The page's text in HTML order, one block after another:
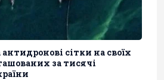
сітки на своїх
за тисячі